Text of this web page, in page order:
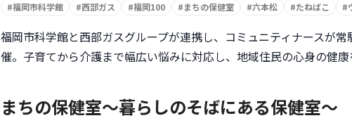
#福岡市科学館 #西部ガス #福岡100 #まちの保健室 #六本松 #たねばこ #
福岡市科学館と西部ガスグループが連携し、コミュニティナースが常
催。子育てから介護まで幅広い悩みに対応し、地域住民の心身の健康
まちの保健室～暮らしのそばにある保健室～